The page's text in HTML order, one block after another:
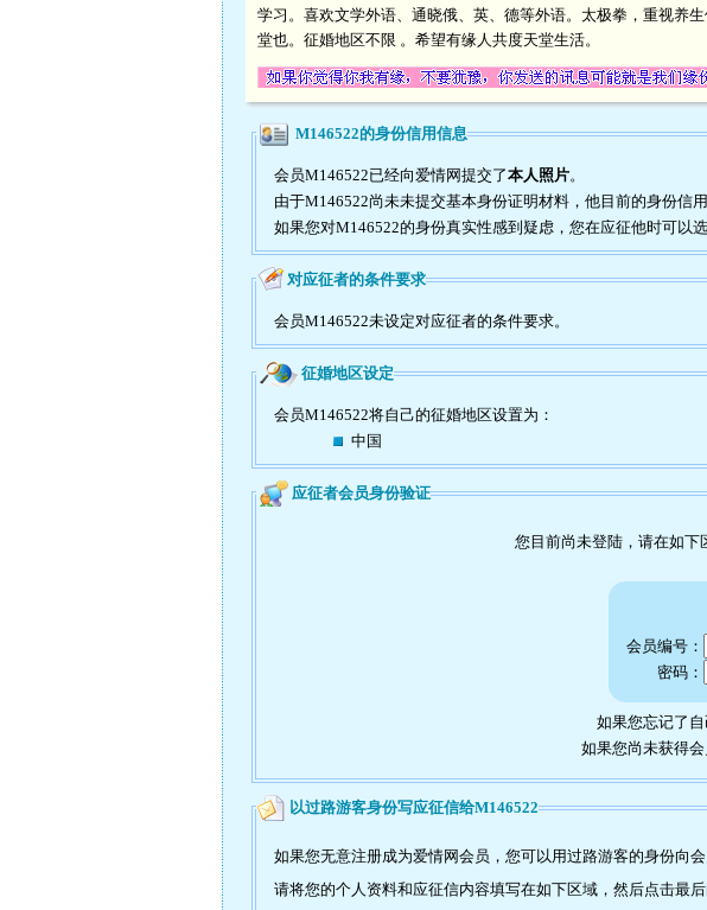
学习。喜欢文学外语、通晓俄、英、德等外语。太极拳，重视养
堂也。征婚地区不限 。希望有缘人共度天堂生活。
M146522的身份信用信息
会员M146522已经向爱情网提交了本人照片。
由于M146522尚未未提交基本身份证明材料，他目前的身份信
如果您对M146522的身份真实性感到疑虑，您在应征他时可以选
对应征者的条件要求
会员M146522未设定对应征者的条件要求。
征婚地区设定
会员M146522将自己的征婚地区设置为：
中国
应征者会员身份验证
您目前尚未登陆，请在如
会员编号：
密码：
如果您忘记了
如果您尚未获得
以过路游客身份写应征信给M146522
如果您无意注册成为爱情网会员，您可以用过路游客的身份向会
请将您的个人资料和应征信内容填写在如下区域，然后点击最